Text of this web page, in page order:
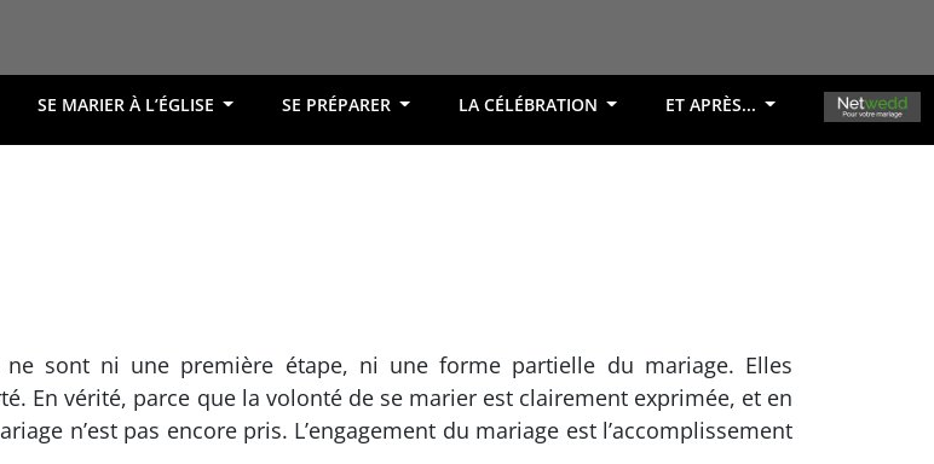
OK
SE MARIER À L’ÉGLISE SE PRÉPARER LA CÉLÉBRATION ET APRÈS...
ne sont ni une première étape, ni une forme partielle du mariage. Elles
En vérité, parce que la volonté de se marier est clairement exprimée, et en
n’est pas encore pris. L’engagement du mariage est l’accomplissement